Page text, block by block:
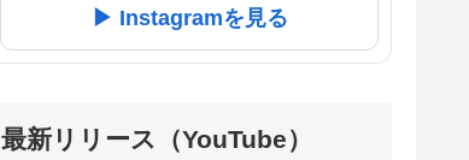
▶ Instagramを見る
最新リリース（YouTube）